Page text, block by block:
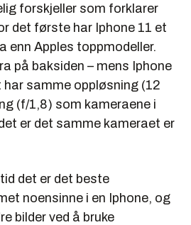
1,8. LED True Tone-blits.
opptil 60 bilder i
(f/2,2).
Touch ID. Trådløs
men batteritid er
det samme som Iphone
forskjeller som forklarer
det første har Iphone 11 et
enn Apples toppmodeller.
på baksiden – mens Iphone
samme oppløsning (12
(f/1,8) som kameraene i
er det samme kameraet er
det er det beste
noensinne i en Iphone, og
bilder ved å bruke